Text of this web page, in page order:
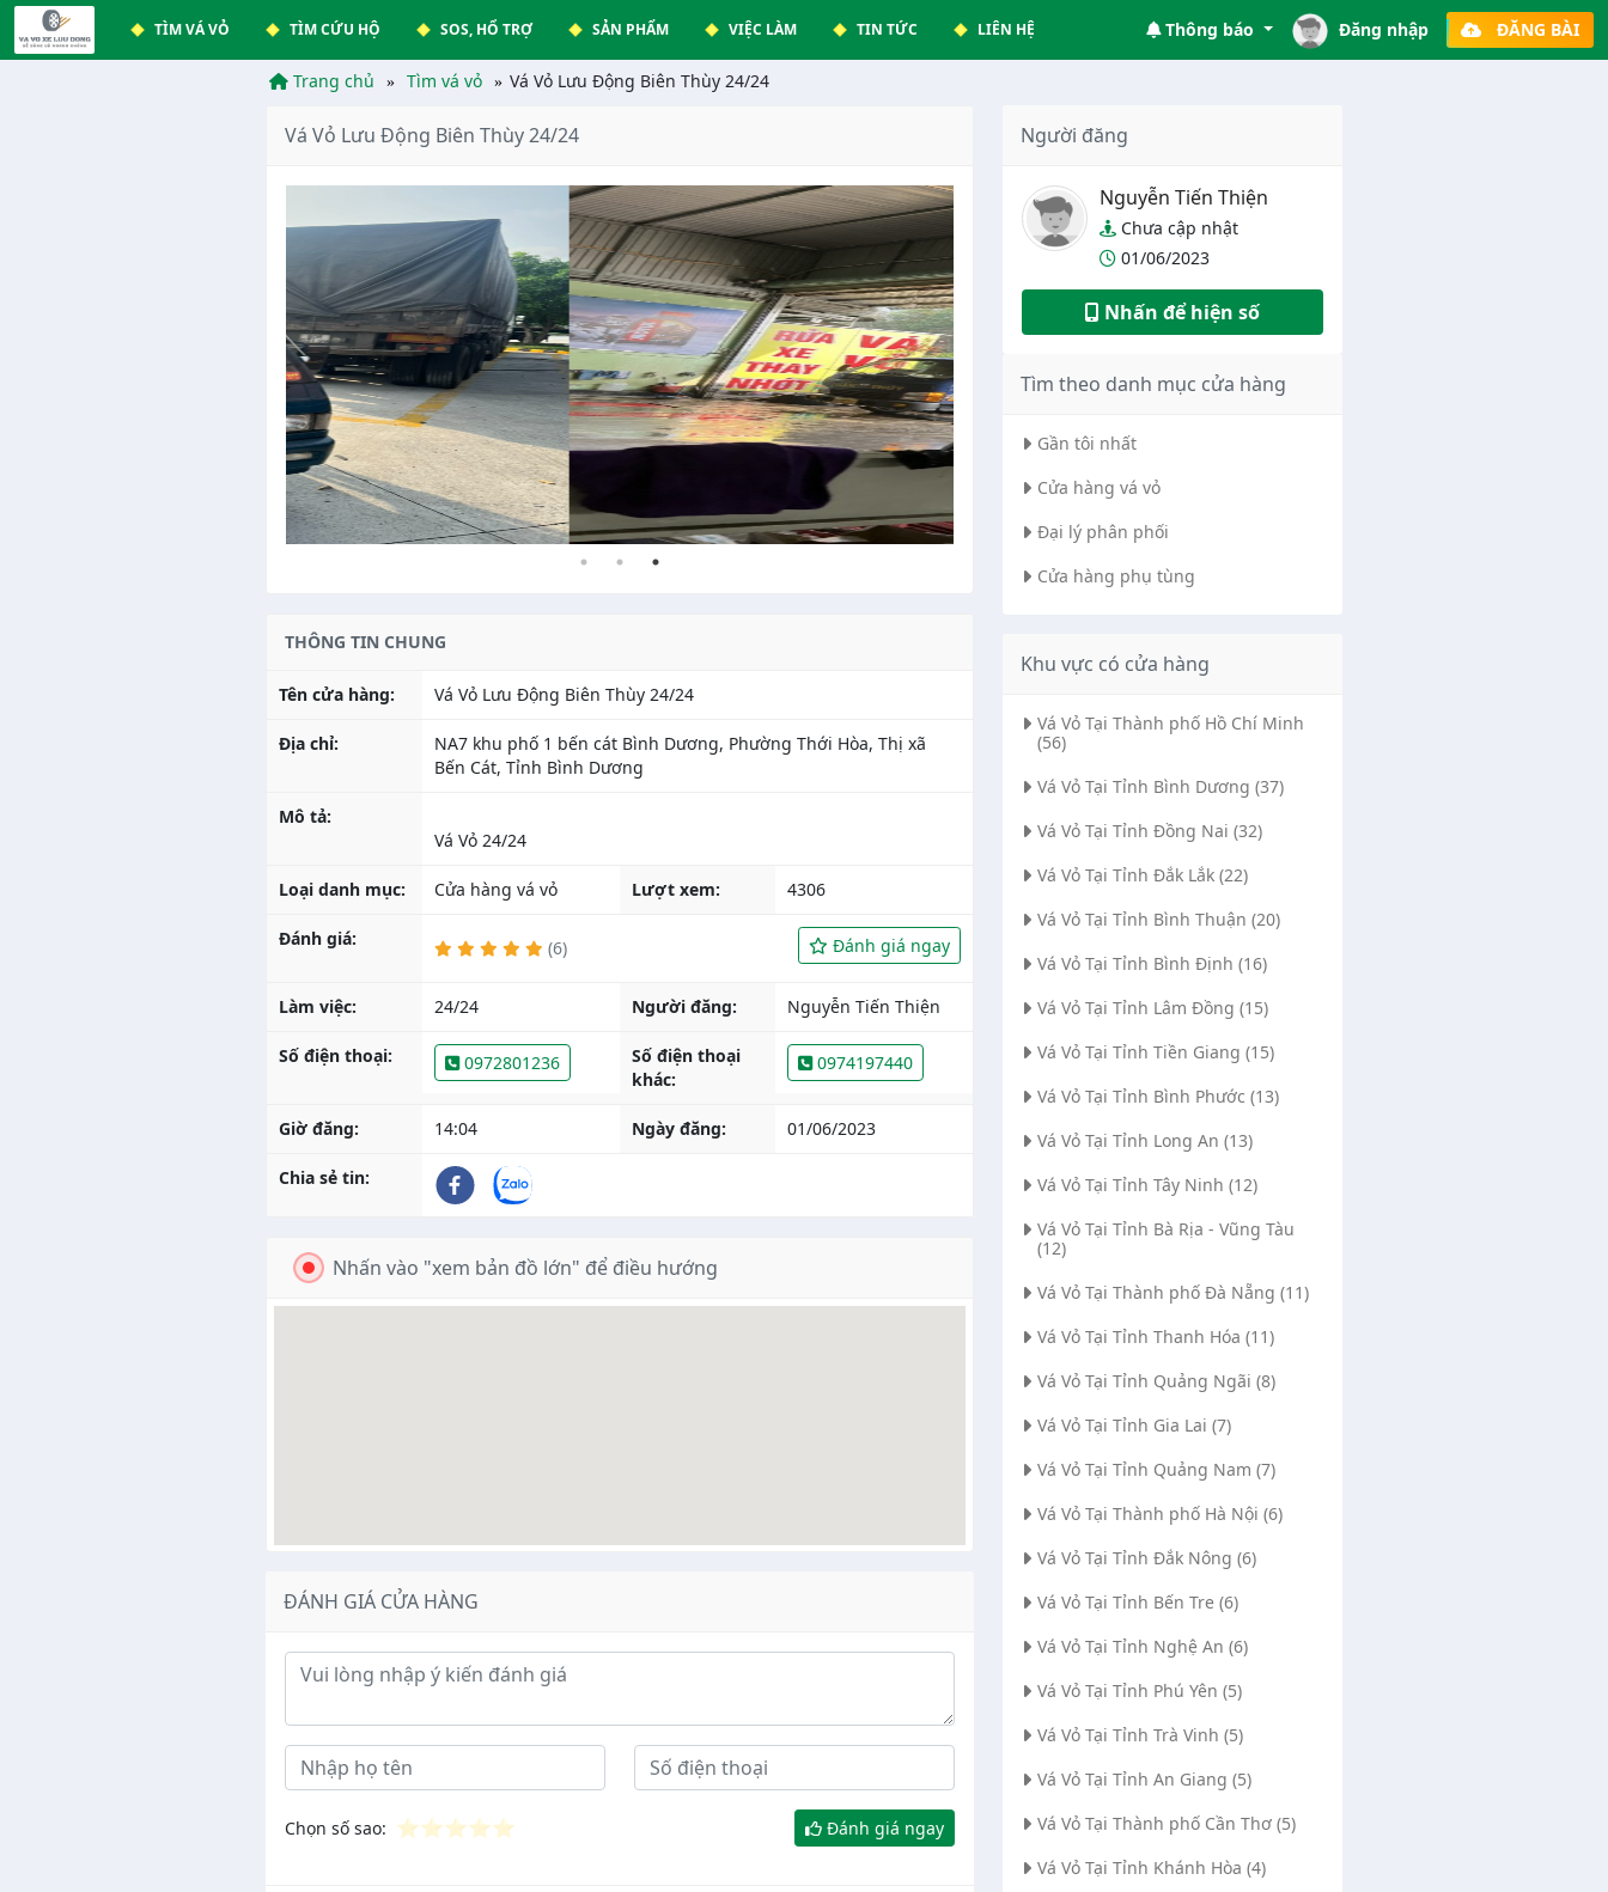
TÌM VÁ VỎ TÌM CỨU HỘ SOS, HỔ TRỢ SẢN PHẨM VIỆC LÀM TIN TỨC LIÊN HỆ Thông báo Đăng nhập ĐĂNG BÀI
Trang chủ Tìm vá vỏ Vá Vỏ Lưu Động Biên Thùy 24/24
Vá Vỏ Lưu Động Biên Thùy 24/24
THÔNG TIN CHUNG
Tên cửa hàng: Vá Vỏ Lưu Động Biên Thùy 24/24
Địa chỉ:
NA7 khu phố 1 bến cát Bình Dương, Phường Thới Hòa, Thị xã
Bến Cát, Tỉnh Bình Dương
Mô tả:
Loại danh mục: Cửa hàng vá vỏ Lượt xem: 4306
Đánh giá: (6) Đánh giá ngay
Làm việc: 24/24 Người đăng: Nguyễn Tiến Thiện
Số điện thoại: 0972801236
Số điện thoại
khác:
0974197440
Giờ đăng: 14:04 Ngày đăng: 01/06/2023
Chia sẻ tin:
Nhấn vào "xem bản đồ lớn" để điều hướng
ĐÁNH GIÁ CỬA HÀNG
Ý kiến đánh giá
Chọn số sao: ⭐⭐⭐⭐⭐ Đánh giá ngay
Người đăng
Nguyễn Tiến Thiện
Chưa cập nhật
01/06/2023
Nhấn để hiện số
Tìm theo danh mục cửa hàng
Gần tôi nhất
Cửa hàng vá vỏ
Đại lý phân phối
Cửa hàng phụ tùng
Khu vực có cửa hàng
Vá Vỏ Tại Thành phố Hồ Chí Minh
(56)
Vá Vỏ Tại Tỉnh Bình Dương (37)
Vá Vỏ Tại Tỉnh Đồng Nai (32)
Vá Vỏ Tại Tỉnh Đắk Lắk (22)
Vá Vỏ Tại Tỉnh Bình Thuận (20)
Vá Vỏ Tại Tỉnh Bình Định (16)
Vá Vỏ Tại Tỉnh Lâm Đồng (15)
Vá Vỏ Tại Tỉnh Tiền Giang (15)
Vá Vỏ Tại Tỉnh Bình Phước (13)
Vá Vỏ Tại Tỉnh Long An (13)
Vá Vỏ Tại Tỉnh Tây Ninh (12)
Vá Vỏ Tại Tỉnh Bà Rịa - Vũng Tàu
(12)
Vá Vỏ Tại Thành phố Đà Nẵng (11)
Vá Vỏ Tại Tỉnh Thanh Hóa (11)
Vá Vỏ Tại Tỉnh Quảng Ngãi (8)
Vá Vỏ Tại Tỉnh Gia Lai (7)
Vá Vỏ Tại Tỉnh Quảng Nam (7)
Vá Vỏ Tại Thành phố Hà Nội (6)
Vá Vỏ Tại Tỉnh Đắk Nông (6)
Vá Vỏ Tại Tỉnh Bến Tre (6)
Vá Vỏ Tại Tỉnh Nghệ An (6)
Vá Vỏ Tại Tỉnh Phú Yên (5)
Vá Vỏ Tại Tỉnh Trà Vinh (5)
Vá Vỏ Tại Tỉnh An Giang (5)
Vá Vỏ Tại Thành phố Cần Thơ (5)
Vá Vỏ Tại Tỉnh Khánh Hòa (4)